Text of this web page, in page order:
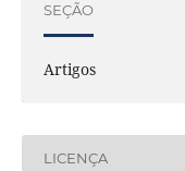
SEÇÃO
Artigos
LICENÇA